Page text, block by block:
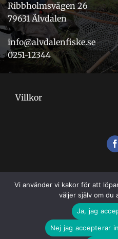
Ribbholmsvägen 26
79631 Älvdalen
info@alvdalenfiske.se
0251-12344
Villkor
Vi använder vi kakor för att
väljer själv om du
Ja, jag
Nej jag accepterar